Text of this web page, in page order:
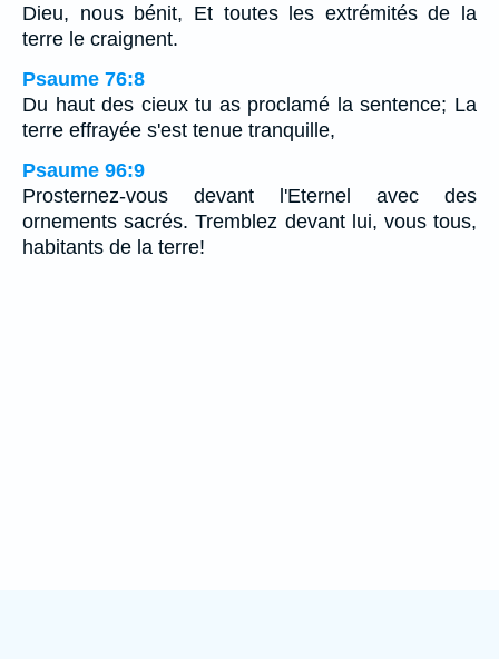
Dieu, nous bénit, Et toutes les extrémités de la
terre le craignent.
Psaume 76:8
Du haut des cieux tu as proclamé la sentence; La
terre effrayée s'est tenue tranquille,
Psaume 96:9
Prosternez-vous devant l'Eternel avec des
ornements sacrés. Tremblez devant lui, vous tous,
habitants de la terre!